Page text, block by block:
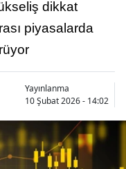
dikkat
piyasalarda
Yayınlanma
10 Şubat 2026 - 14:02